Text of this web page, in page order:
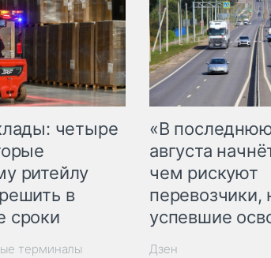
четыре
ритейлу
в
сроки
терминалы
«В
августа
чем рискуют
перевозчики,
успевшие
Дзен